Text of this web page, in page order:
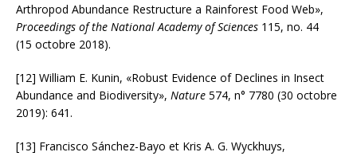
Arthropod Abundance Restructure a Rainforest Food Web»,
Proceedings of the National Academy of Sciences 115, no. 44
(15 octobre 2018).
[12] William E. Kunin, «Robust Evidence of Declines in Insect
Abundance and Biodiversity», Nature 574, n° 7780 (30 octobre
2019): 641.
[13] Francisco Sánchez-Bayo et Kris A. G. Wyckhuys,